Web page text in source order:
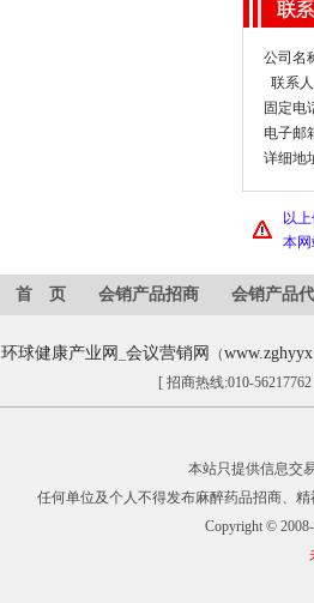
公司名
联系人
固定电
电子邮
详细地
以
本
首 页 会销产品招商 会销产品
环球健康产业网 会议营销网 （
[ 招商热线:010-
本站只提供信息交
任何单位及个人不得发布麻醉药品招商、
Copyright ©